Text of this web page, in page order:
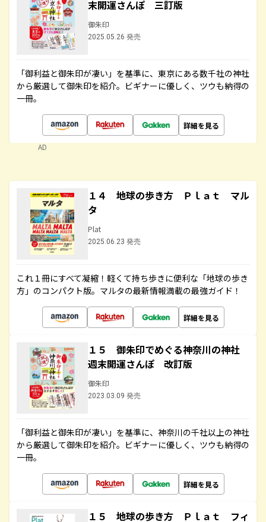
末開運さんぽ 三訂版
御朱印
2025.05.26 発売
「御利益と御朱印が凄い」を基準に、東京にある数千社の神社
から厳選して御朱印を紹介。ビギナーに優しく、ツウも納得の
一冊。
詳細を見る
AD
１４ 地球の歩き方 Ｐｌａｔ マル
タ
Plat
2025.06.23 発売
これ１冊にすべて凝縮！軽くて持ち歩きに便利な「地球の歩き
方」のコンパクト版。マルタの最新情報満載の最強ガイド！
詳細を見る
１５ 御朱印でめぐる神奈川の神社
週末開運さんぽ 改訂版
御朱印
2023.03.09 発売
「御利益と御朱印が凄い」を基準に、神奈川の千社以上の神社
から厳選して御朱印を紹介。ビギナーに優しく、ツウも納得の
一冊。
詳細を見る
１５ 地球の歩き方 Ｐｌａｔ フィ